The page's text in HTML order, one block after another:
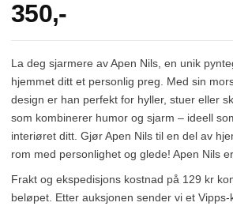
350,-
La deg sjarmere av Apen Nils, en unik
hjemmet ditt et personlig preg. Med sin
design er han perfekt for hyller, stuer eller
som kombinerer humor og sjarm – ideell
interiøret ditt. Gjør Apen Nils til en del av
rom med personlighet og glede! Apen Nils
Frakt og ekspedisjons kostnad på 129 kr
beløpet. Etter auksjonen sender vi et